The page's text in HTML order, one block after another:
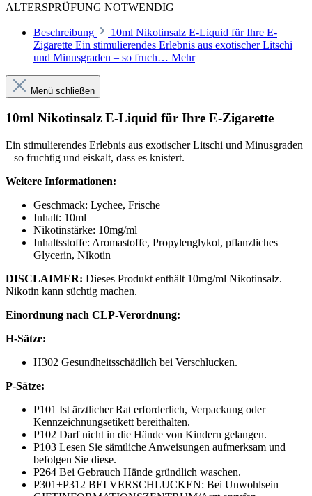
ALTERSPRÜFUNG NOTWENDIG
Beschreibung
10ml Nikotinsalz E-Liquid für Ihre E-
Zigarette Ein stimulierendes Erlebnis aus exotischer Litschi
und Minusgraden – so fruch… Mehr
Menü schließen
10ml Nikotinsalz E-Liquid für Ihre E-Zigarette
Ein stimulierendes Erlebnis aus exotischer Litschi und Minusgraden
– so fruchtig und eiskalt, dass es knistert.
Weitere Informationen:
Geschmack: Lychee, Frische
Inhalt: 10ml
Nikotinstärke: 10mg/ml
Inhaltsstoffe: Aromastoffe, Propylenglykol, pflanzliches
Glycerin, Nikotin
DISCLAIMER: Dieses Produkt enthält 10mg/ml Nikotinsalz.
Nikotin kann süchtig machen.
Einordnung nach CLP-Verordnung:
H-Sätze:
H302 Gesundheitsschädlich bei Verschlucken.
P-Sätze:
P101 Ist ärztlicher Rat erforderlich, Verpackung oder
Kennzeichnungsetikett bereithalten.
P102 Darf nicht in die Hände von Kindern gelangen.
P103 Lesen Sie sämtliche Anweisungen aufmerksam und
befolgen Sie diese.
P264 Bei Gebrauch Hände gründlich waschen.
P301+P312 BEI VERSCHLUCKEN: Bei Unwohlsein